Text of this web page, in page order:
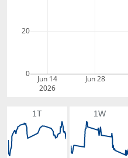
Jun 14
2026
Jun 28
0
20
1T 1W